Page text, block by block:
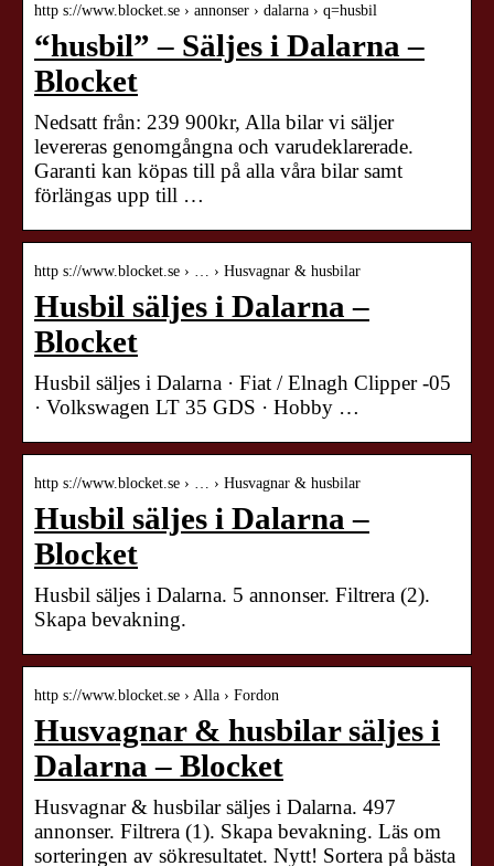
http s://www.blocket.se › annonser › dalarna › q=husbil
“husbil” – Säljes i Dalarna –
Blocket
Nedsatt från: 239 900kr, Alla bilar vi säljer
levereras genomgångna och varudeklarerade.
Garanti kan köpas till på alla våra bilar samt
förlängas upp till …
http s://www.blocket.se › … › Husvagnar & husbilar
Husbil säljes i Dalarna –
Blocket
Husbil säljes i Dalarna · Fiat / Elnagh Clipper -05
· Volkswagen LT 35 GDS · Hobby …
http s://www.blocket.se › … › Husvagnar & husbilar
Husbil säljes i Dalarna –
Blocket
Husbil säljes i Dalarna. 5 annonser. Filtrera (2).
Skapa bevakning.
http s://www.blocket.se › Alla › Fordon
Husvagnar & husbilar säljes i
Dalarna – Blocket
Husvagnar & husbilar säljes i Dalarna. 497
annonser. Filtrera (1). Skapa bevakning. Läs om
sorteringen av sökresultatet. Nytt! Sortera på bästa